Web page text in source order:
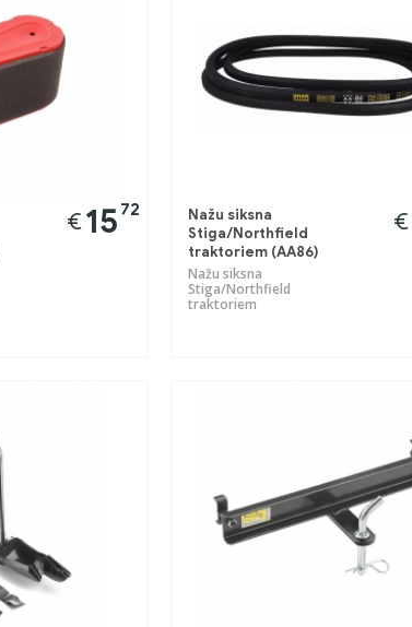
€15 72
Nažu siksna
Stiga/Northfield
traktoriem (AA86)
Nažu siksna
Stiga/Northfield
traktoriem
€